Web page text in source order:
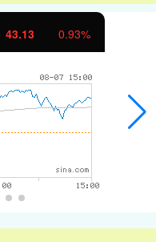
1134.24 11.37